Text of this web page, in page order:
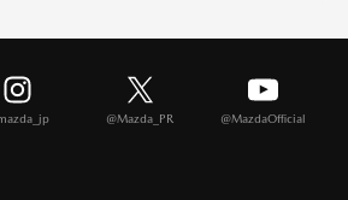
@Mazda_PR @MazdaOfficial